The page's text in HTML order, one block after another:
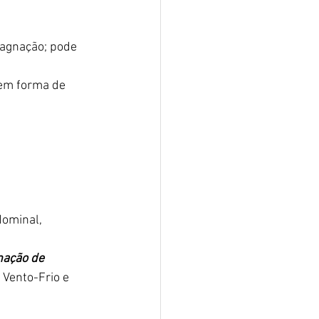
pode
forma de
de
Frio e